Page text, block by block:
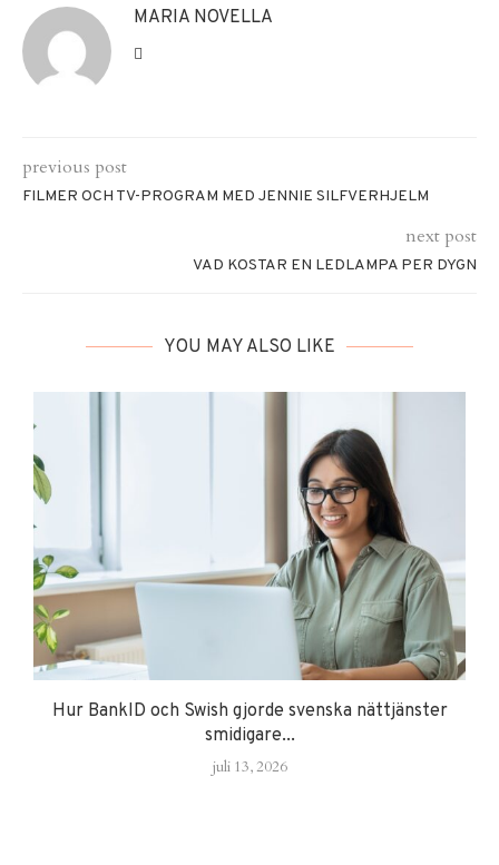
MARIA NOVELLA
previous post
FILMER OCH TV-PROGRAM MED JENNIE SILFVERHJELM
next post
VAD KOSTAR EN LEDLAMPA PER DYGN
YOU MAY ALSO LIKE
Hur BankID och Swish gjorde svenska nättjänster
smidigare...
juli 13, 2026